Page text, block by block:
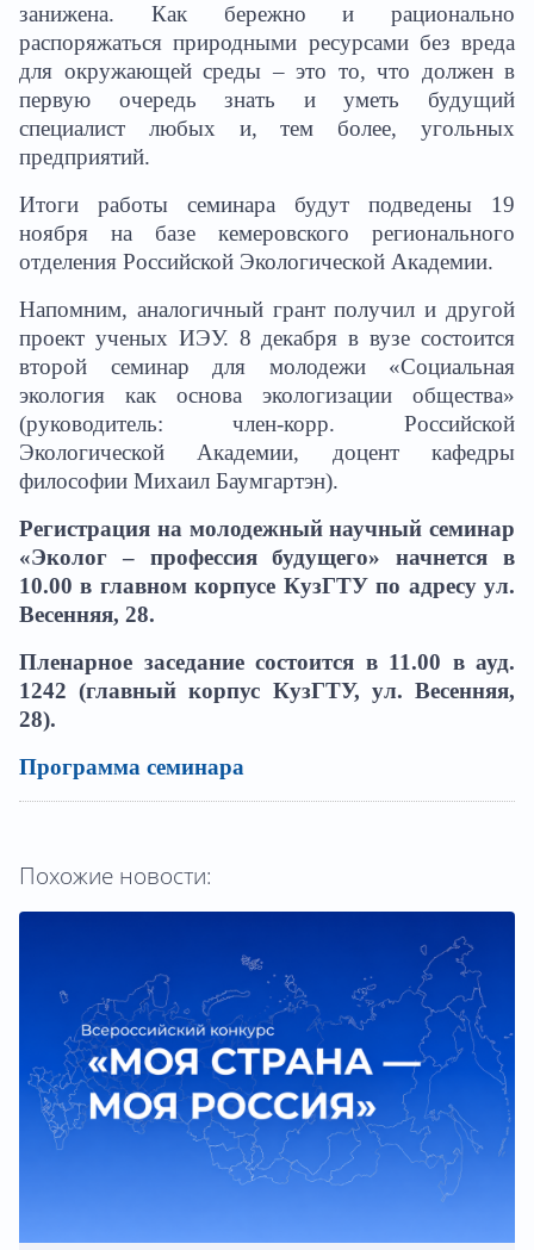
занижена. Как бережно и рационально
распоряжаться природными ресурсами без вреда
для окружающей среды – это то, что должен в
первую очередь знать и уметь будущий
специалист любых и, тем более, угольных
предприятий.
Итоги работы семинара будут подведены 19
ноября на базе кемеровского регионального
отделения Российской Экологической Академии.
Напомним, аналогичный грант получил и другой
проект ученых ИЭУ. 8 декабря в вузе состоится
второй семинар для молодежи «Социальная
экология как основа экологизации общества»
(руководитель: член-корр. Российской
Экологической Академии, доцент кафедры
философии Михаил Баумгартэн).
Регистрация на молодежный научный семинар
«Эколог – профессия будущего» начнется в
10.00 в главном корпусе КузГТУ по адресу ул.
Весенняя, 28.
Пленарное заседание состоится в 11.00 в ауд.
1242 (главный корпус КузГТУ, ул. Весенняя,
28).
Программа семинара
Похожие новости: